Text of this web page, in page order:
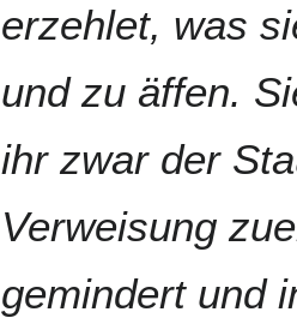
erzehlet, was
und zu äffen.
ihr zwar der
Verweisung
gemindert und